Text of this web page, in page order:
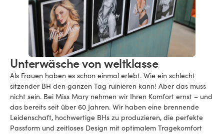
Unterwäsche von weltklasse
Als Frauen haben es schon einmal erlebt. Wie ein schlecht
sitzender BH den ganzen Tag ruinieren kann! Aber das muss
nicht sein. Bei Miss Mary nehmen wir Ihren Komfort ernst – und
das bereits seit über 60 Jahren. Wir haben eine brennende
Leidenschaft, hochwertige BHs zu produzieren, die perfekte
Passform und zeitloses Design mit optimalem Tragekomfort